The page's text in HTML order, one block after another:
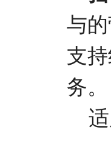
与
支
务。